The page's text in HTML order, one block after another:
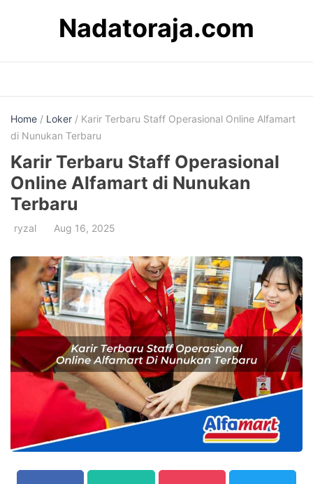
Nadatoraja.com
Home / Loker / Karir Terbaru Staff Operasional Online Alfamart
di Nunukan Terbaru
Karir Terbaru Staff Operasional
Online Alfamart di Nunukan
Terbaru
ryzal Aug 16, 2025